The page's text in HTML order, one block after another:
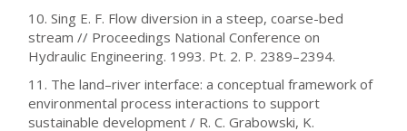
10. Sing E. F. Flow diversion in a steep, coarse-bed
stream // Proceedings National Conference on
Hydraulic Engineering. 1993. Pt. 2. P. 2389–2394.
11. The land–river interface: a conceptual framework of
environmental process interactions to support
sustainable development / R. C. Grabowski, K.